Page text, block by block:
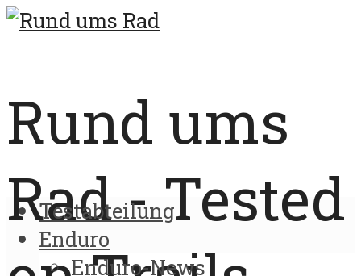
Rund ums
Rad - Tested
Testabteilung
Enduro
Enduro-News